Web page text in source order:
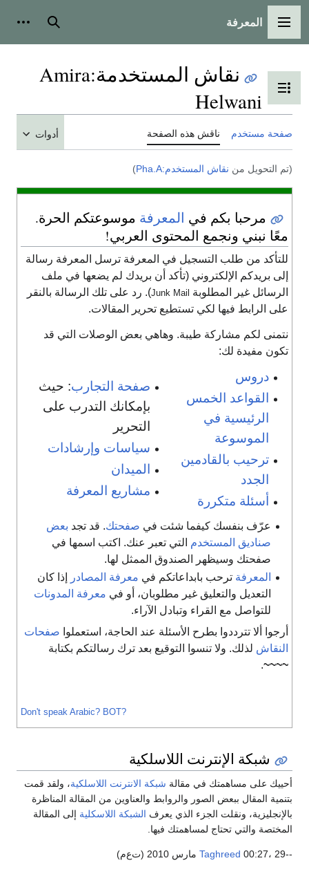
القائمة الرئيسية
المعرفة بحث
تبديل عرض جدول المحتويات
نقاش المستخدمة:
Amira
Helwani
مستخدم ناقش هذه الصفحة
التحويل من نقاش المستخدم:Pha.A )
مرحبا بكم في المعرفةموسوعتكم الحرة.
نبني ونجمع المحتوى العربي!
من طلب التسجيل في المعرفة ترسل المعرفة رسالة
بريدكم الإلكتروني (تأكد أن بريدك لم يضعها في ملف
غير المطلوبةJunk Mail ). رد على تلك الرسالة بالنقر
الرابط فيها لكي تستطيع تحرير المقالات.
لكم مشاركة طيبة. وهاهي بعض الوصلات التي قد
مفيدة لك:
دروس
القواعد الخمس
الرئيسية في
الموسوعة
ترحيب بالقادمين
الجدد
أسئلة متكررة
صفحة التجارب: حيث
بإمكانك التدرب على
التحرير
سياسات وإرشادات
الميدان
مشاريع المعرفة
عرّف بنفسك كيفما شئت فيصفحتك. قد تجدبعض
صناديق المستخدمالتي تعبر عنك. اكتب اسمها في
صفحتك وسيظهر الصندوق الممثل لها.
المعرفةترحب بابداعاتكم فيمعرفة المصادرإذا كان
التعديل والتعليق غير مطلوبان، أو فيمعرفة المدونات
للتواصل مع القراء وتبادل الآراء.
ألا تترددوا بطرح الأسئلة عند الحاجة، استعملواصفحات
لذلك. ولا تنسوا التوقيع بعد ترك رسالتكم بكتابة
.
Don't speak Arabic? BOT?
شبكة الإنترنت اللاسلكية
على مساهمتك في مقالةشبكة الانترنت اللاسلكية، ولقد قمت
المقال ببعض الصور والروابط والعناوين من المقالة المناظرة
ونقلت الجزء الذي يعرفالشبكة اللاسكليةإلى المقالة
والتي تحتاج لمساهمتك فيها.
Taghreed00:27، 29 مارس 2010 (ت‌ع‌م)